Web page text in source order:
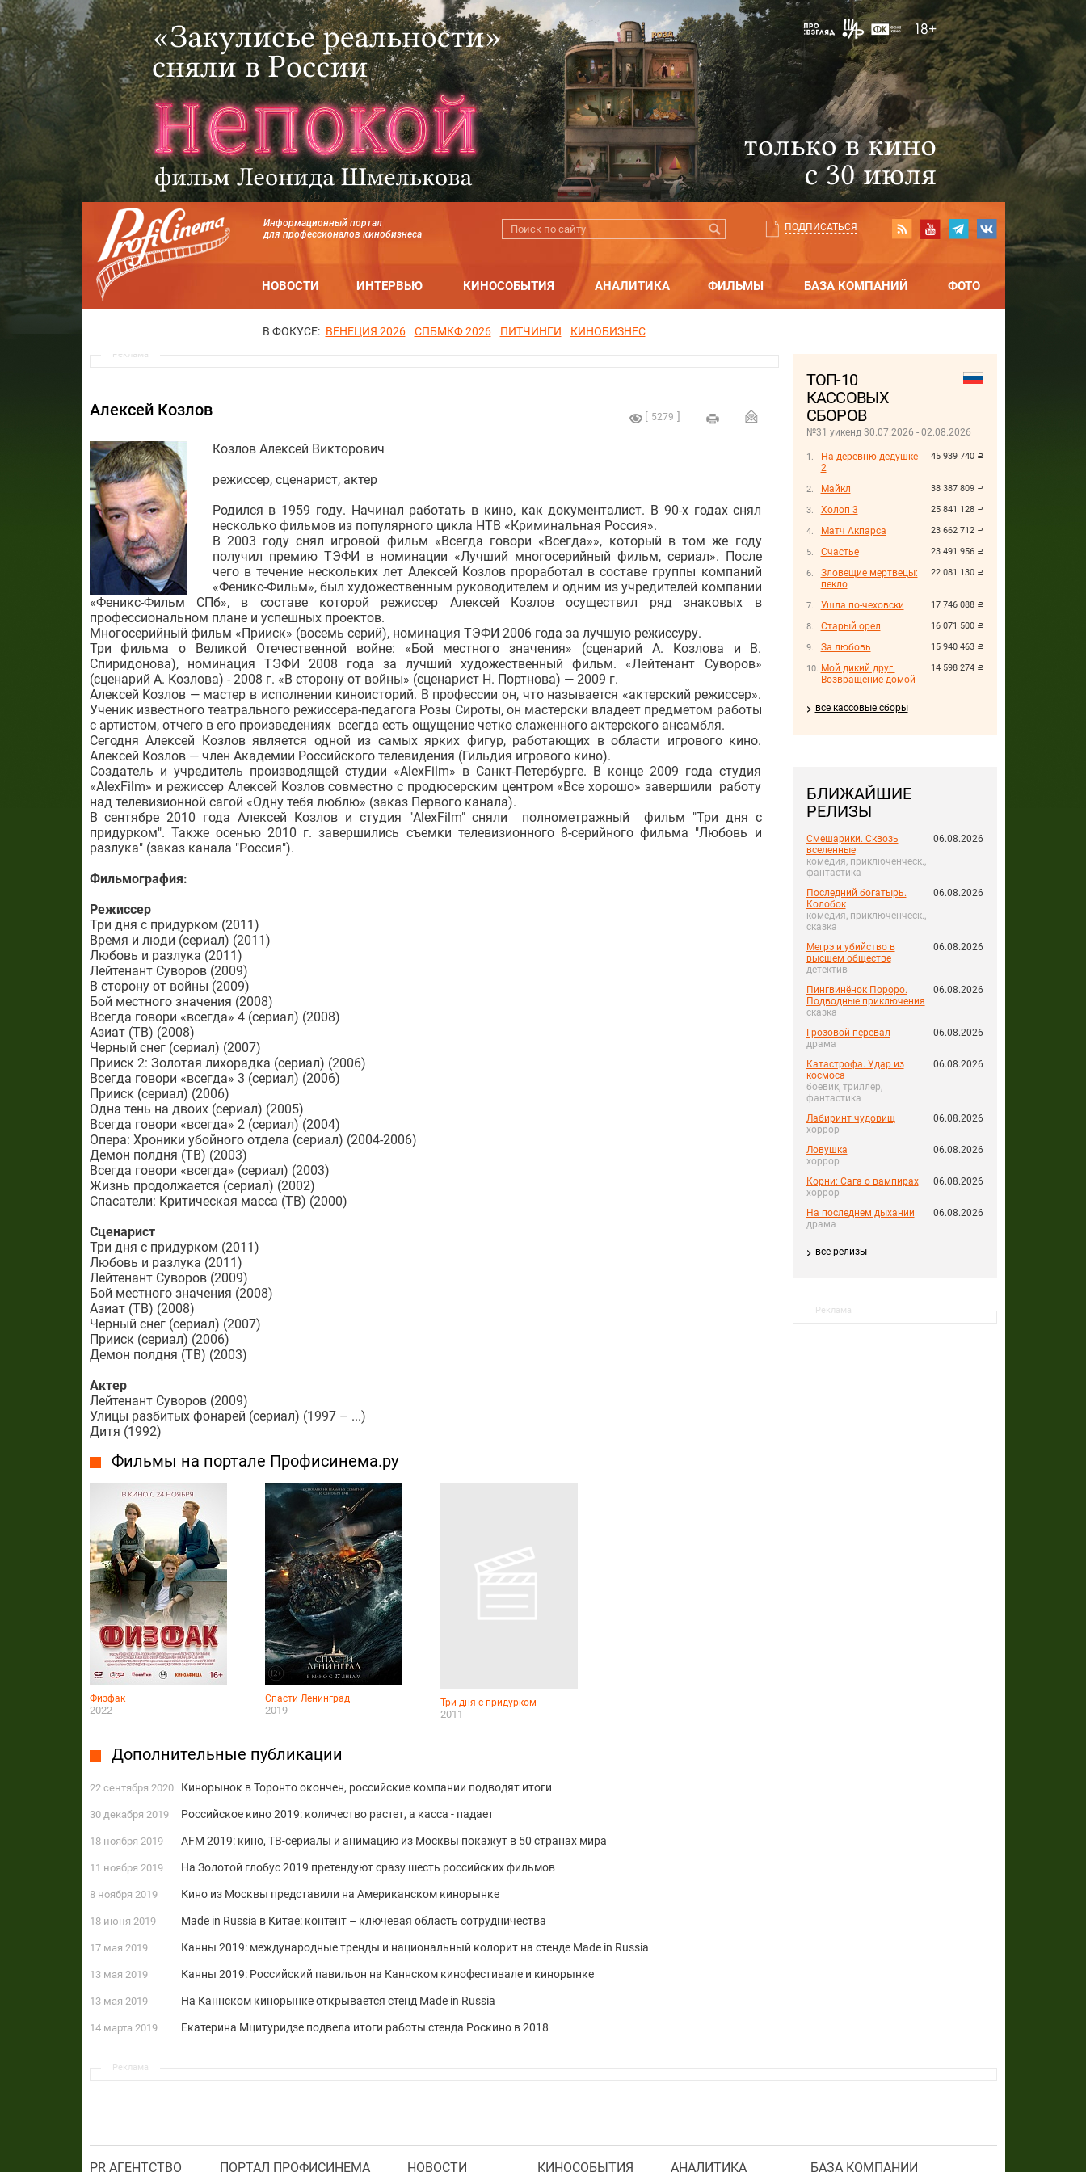
Информационный портал
для профессионалов кинобизнеса
ПОДПИСАТЬСЯ
НОВОСТИ ИНТЕРВЬЮ КИНОСОБЫТИЯ АНАЛИТИКА ФИЛЬМЫ БАЗА КОМПАНИЙ ФОТО
В ФОКУСЕ: ВЕНЕЦИЯ 2026 СПБМКФ 2026 ПИТЧИНГИ КИНОБИЗНЕС
ТОП-10
КАССОВЫХ
СБОРОВ
№31 уикенд 30.07.2026 - 02.08.2026
45 939 740 руб.
На деревню дедушке
2
38 387 809 руб.
Майкл
25 841 128 руб.
Холоп 3
23 662 712 руб.
Матч Акпарса
23 491 956 руб.
Счастье
22 081 130 руб.
Зловещие мертвецы:
пекло
17 746 088 руб.
Ушла по-чеховски
16 071 500 руб.
Старый орел
15 940 463 руб.
За любовь
14 598 274 руб.
Мой дикий друг.
Возвращение домой
все кассовые сборы
БЛИЖАЙШИЕ
РЕЛИЗЫ
Смешарики. Сквозь
вселенные
комедия, приключенческ.,
фантастика
06.08.2026
Последний богатырь.
Колобок
комедия, приключенческ.,
сказка
06.08.2026
Мегрэ и убийство в
высшем обществе
детектив
06.08.2026
Пингвинёнок Пороро.
Подводные приключения
сказка
06.08.2026
Грозовой перевал
драма
06.08.2026
Катастрофа. Удар из
космоса
боевик, триллер,
фантастика
06.08.2026
Лабиринт чудовищ
хоррор
06.08.2026
Ловушка
хоррор
06.08.2026
Корни: Сага о вампирах
хоррор
06.08.2026
На последнем дыхании
драма
06.08.2026
все релизы
Реклама
Реклама
5279
Алексей Козлов
Козлов Алексей Викторович
режиссер, сценарист, актер
Родился в 1959 году. Начинал работать в кино, как документалист. В 90-х годах снял
несколько фильмов из популярного цикла НТВ «Криминальная Россия».
В 2003 году снял игровой фильм «Всегда говори «Всегда»», который в том же году
получил премию ТЭФИ в номинации «Лучший многосерийный фильм, сериал». После
чего в течение нескольких лет Алексей Козлов проработал в составе группы компаний
«Феникс-Фильм», был художественным руководителем и одним из учредителей компании
«Феникс-Фильм СПб», в составе которой режиссер Алексей Козлов осуществил ряд знаковых в
профессиональном плане и успешных проектов.
Многосерийный фильм «Прииск» (восемь серий), номинация ТЭФИ 2006 года за лучшую режиссуру.
Три фильма о Великой Отечественной войне: «Бой местного значения» (сценарий А. Козлова и В.
Спиридонова), номинация ТЭФИ 2008 года за лучший художественный фильм. «Лейтенант Суворов»
(сценарий А. Козлова) - 2008 г. «В сторону от войны» (сценарист Н. Портнова) — 2009 г.
Алексей Козлов — мастер в исполнении киноисторий. В профессии он, что называется «актерский режиссер».
Ученик известного театрального режиссера-педагога Розы Сироты, он мастерски владеет предметом работы
с артистом, отчего в его произведениях всегда есть ощущение четко слаженного актерского ансамбля.
Сегодня Алексей Козлов является одной из самых ярких фигур, работающих в области игрового кино.
Алексей Козлов — член Академии Российского телевидения (Гильдия игрового кино).
Создатель и учредитель производящей студии «АlexFilm» в Санкт-Петербурге. В конце 2009 года студия
«AlexFilm» и режиссер Алексей Козлов совместно с продюсерским центром «Все хорошо» завершили работу
над телевизионной сагой «Одну тебя люблю» (заказ Первого канала).
В сентябре 2010 года Алексей Козлов и студия "AlexFilm" сняли полнометражный фильм "Три дня с
придурком". Также осенью 2010 г. завершились съемки телевизионного 8-серийного фильма "Любовь и
разлука" (заказ канала "Россия").
Фильмография:
Режиcсер
Три дня с придурком (2011)
Время и люди (сериал) (2011)
Любовь и разлука (2011)
Лейтенант Суворов (2009)
В сторону от войны (2009)
Бой местного значения (2008)
Всегда говори «всегда» 4 (сериал) (2008)
Азиат (ТВ) (2008)
Черный снег (сериал) (2007)
Прииск 2: Золотая лихорадка (сериал) (2006)
Всегда говори «всегда» 3 (сериал) (2006)
Прииск (сериал) (2006)
Одна тень на двоих (сериал) (2005)
Всегда говори «всегда» 2 (сериал) (2004)
Опера: Хроники убойного отдела (сериал) (2004-2006)
Демон полдня (ТВ) (2003)
Всегда говори «всегда» (сериал) (2003)
Жизнь продолжается (сериал) (2002)
Спасатели: Критическая масса (ТВ) (2000)
Сценарист
Три дня с придурком (2011)
Любовь и разлука (2011)
Лейтенант Суворов (2009)
Бой местного значения (2008)
Азиат (ТВ) (2008)
Черный снег (сериал) (2007)
Прииск (сериал) (2006)
Демон полдня (ТВ) (2003)
Актер
Лейтенант Суворов (2009)
Улицы разбитых фонарей (сериал) (1997 – ...)
Дитя (1992)
Фильмы на портале Профисинема.ру
Физфак
2022
Спасти Ленинград
2019
Три дня с придурком
2011
Дополнительные публикации
22 сентября 2020 Кинорынок в Торонто окончен, российские компании подводят итоги
30 декабря 2019 Российское кино 2019: количество растет, а касса - падает
18 ноября 2019 AFM 2019: кино, ТВ-сериалы и анимацию из Москвы покажут в 50 странах мира
11 ноября 2019 На Золотой глобус 2019 претендуют сразу шесть российских фильмов
8 ноября 2019 Кино из Москвы представили на Американском кинорынке
18 июня 2019 Made in Russia в Китае: контент – ключевая область сотрудничества
17 мая 2019 Канны 2019: международные тренды и национальный колорит на стенде Made in Russia
13 мая 2019 Канны 2019: Российский павильон на Каннском кинофестивале и кинорынке
13 мая 2019 На Каннском кинорынке открывается стенд Made in Russia
14 марта 2019 Екатерина Мцитуридзе подвела итоги работы стенда Роскино в 2018
Реклама
PR АГЕНТСТВО ПОРТАЛ ПРОФИСИНЕМА НОВОСТИ КИНОСОБЫТИЯ АНАЛИТИКА БАЗА КОМПАНИЙ